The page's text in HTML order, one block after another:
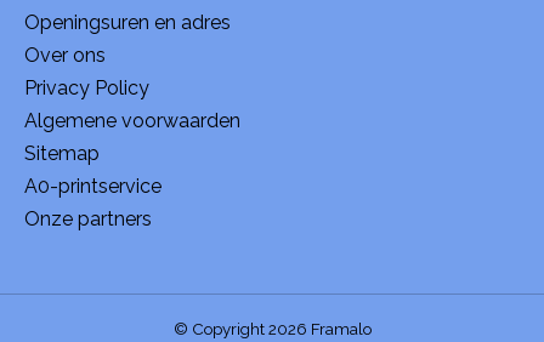
Openingsuren en adres
Over ons
Privacy Policy
Algemene voorwaarden
Sitemap
A0-printservice
Onze partners
© Copyright 2026 Framalo